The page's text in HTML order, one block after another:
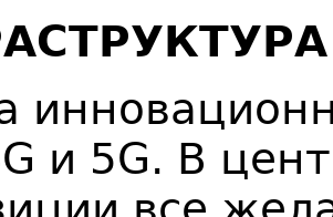
и 5G. В